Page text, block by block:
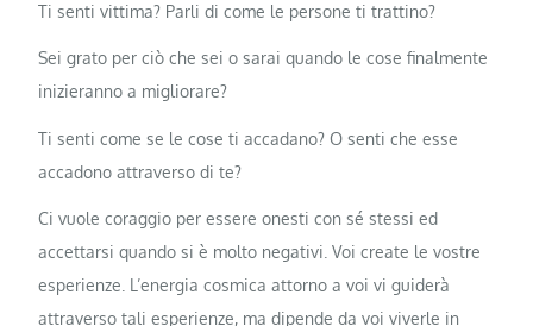
Ti senti vittima? Parli di come le persone ti trattino?
Sei grato per ciò che sei o sarai quando le cose finalmente
inizieranno a migliorare?
Ti senti come se le cose ti accadano? O senti che esse
accadono attraverso di te?
Ci vuole coraggio per essere onesti con sé stessi ed
accettarsi quando si è molto negativi. Voi create le vostre
esperienze. L’energia cosmica attorno a voi vi guiderà
attraverso tali esperienze, ma dipende da voi viverle in